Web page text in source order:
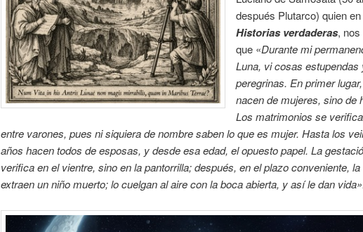
después Plutarco) quien
Historias verdaderas, nos
que «Durante mi
Luna, vi co­sas estupendas
peregrinas. En primer
nacen de mujeres, sino de
Los matrimonios se
entre varo­nes, pues ni siquiera de nombre saben lo que es mujer. Hasta los
años hacen todos de esposas, y desde esa edad, el opuesto papel. La
verifica en el vien­tre, sino en la pantorrilla; después, en el pla­zo conveniente,
extraen un niño muerto; lo cuelgan al aire con la boca abier­ta, y así le dan